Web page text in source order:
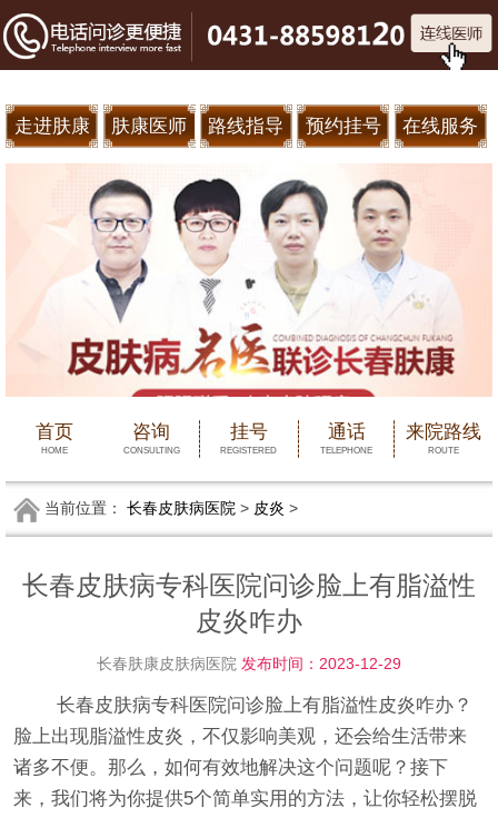
走进肤康 肤康医师 路线指导 预约挂号 在线服务
首页
HOME
咨询
CONSULTING
挂号
REGISTERED
通话
TELEPHONE
来院路线
ROUTE
当前位置： 长春皮肤病医院> 皮炎 >
长春皮肤病专科医院问诊脸上有脂溢性
皮炎咋办
长春肤康皮肤病医院 发布时间：2023-12-29
长春皮肤病专科医院问诊脸上有脂溢性皮炎咋办？
脸上出现脂溢性皮炎，不仅影响美观，还会给生活带来
诸多不便。那么，如何有效地解决这个问题呢？接下
来，我们将为你提供5个简单实用的方法，让你轻松摆脱